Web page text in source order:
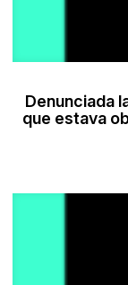
Denunciada
que estava